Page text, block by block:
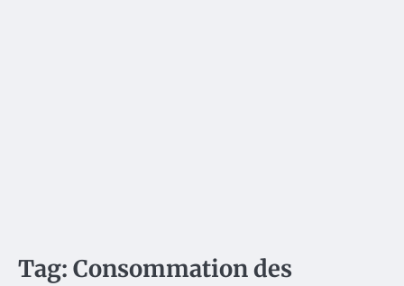
Tag: Consommation des